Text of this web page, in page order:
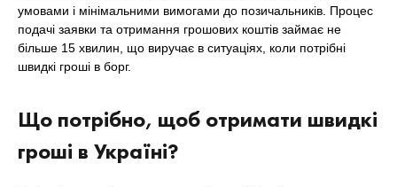
умовами і мінімальними вимогами до позичальників. Процес
подачі заявки та отримання грошових коштів займає не
більше 15 хвилин, що виручає в ситуаціях, коли потрібні
швидкі гроші в борг.
Що потрібно, щоб отримати швидкі
гроші в Україні?